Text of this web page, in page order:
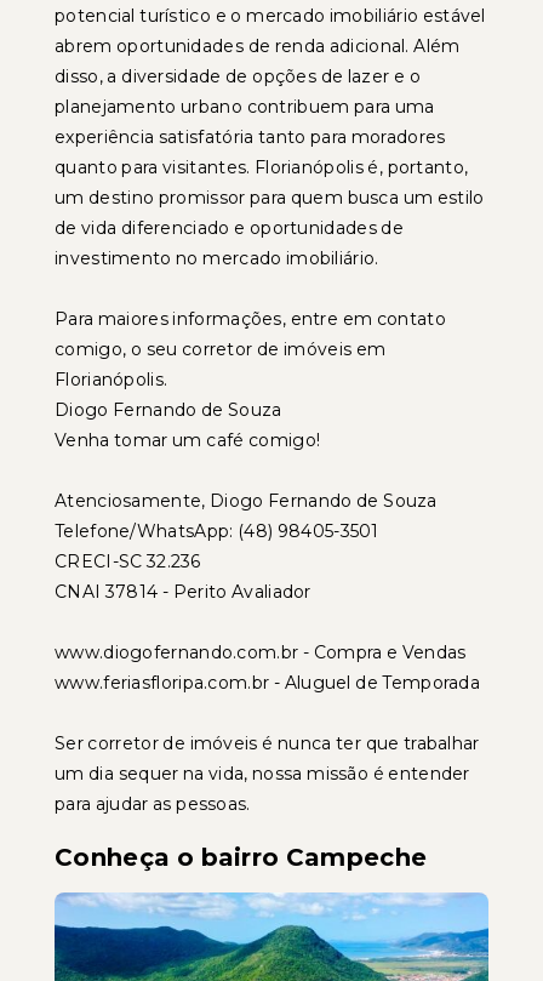
potencial turístico e o mercado imobiliário estável
abrem oportunidades de renda adicional. Além
disso, a diversidade de opções de lazer e o
planejamento urbano contribuem para uma
experiência satisfatória tanto para moradores
quanto para visitantes. Florianópolis é, portanto,
um destino promissor para quem busca um estilo
de vida diferenciado e oportunidades de
investimento no mercado imobiliário.
Para maiores informações, entre em contato
comigo, o seu corretor de imóveis em
Florianópolis.
Diogo Fernando de Souza
Venha tomar um café comigo!
Atenciosamente, Diogo Fernando de Souza
Telefone/WhatsApp: (48) 98405-3501
CRECI-SC 32.236
CNAI 37814 - Perito Avaliador
www.diogofernando.com.br - Compra e Vendas
www.feriasfloripa.com.br - Aluguel de Temporada
Ser corretor de imóveis é nunca ter que trabalhar
um dia sequer na vida, nossa missão é entender
para ajudar as pessoas.
Conheça o bairro Campeche